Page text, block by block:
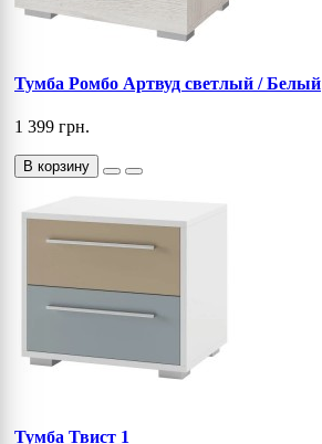
Тумба Ромбо Артвуд светлый / Белый
1 399 грн.
В корзину
Тумба Твист 1